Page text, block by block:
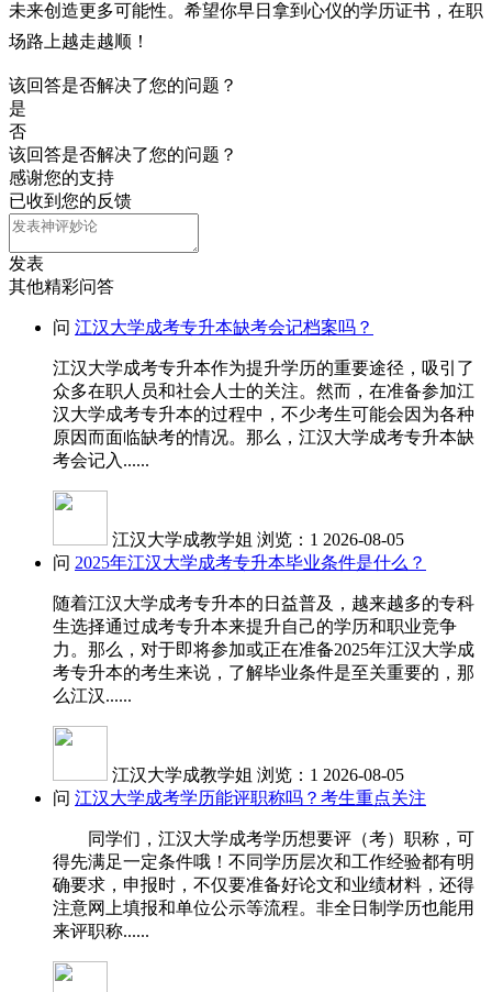
未来创造更多可能性。希望你早日拿到心仪的学历证书，在职
场路上越走越顺！
该回答是否解决了您的问题？
是
否
该回答是否解决了您的问题？
感谢您的支持
已收到您的反馈
发表
其他精彩问答
问 江汉大学成考专升本缺考会记档案吗？
江汉大学成考专升本作为提升学历的重要途径，吸引了
众多在职人员和社会人士的关注。然而，在准备参加江
汉大学成考专升本的过程中，不少考生可能会因为各种
原因而面临缺考的情况。那么，江汉大学成考专升本缺
考会记入......
江汉大学成教学姐 浏览：1 2026-08-05
问 2025年江汉大学成考专升本毕业条件是什么？
随着江汉大学成考专升本的日益普及，越来越多的专科
生选择通过成考专升本来提升自己的学历和职业竞争
力。那么，对于即将参加或正在准备2025年江汉大学成
考专升本的考生来说，了解毕业条件是至关重要的，那
么江汉......
江汉大学成教学姐 浏览：1 2026-08-05
问 江汉大学成考学历能评职称吗？考生重点关注
同学们，江汉大学成考学历想要评（考）职称，可
得先满足一定条件哦！不同学历层次和工作经验都有明
确要求，申报时，不仅要准备好论文和业绩材料，还得
注意网上填报和单位公示等流程。非全日制学历也能用
来评职称......